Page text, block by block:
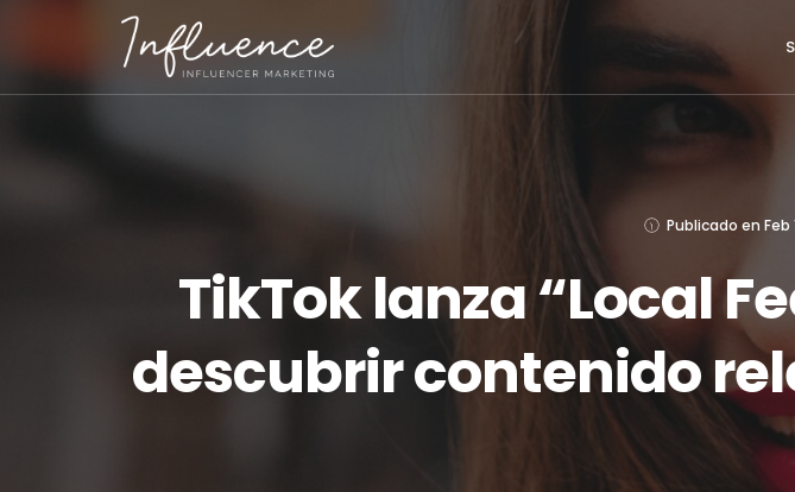
Publicado en Feb
TikTok lanza “Local
descubrir contenido